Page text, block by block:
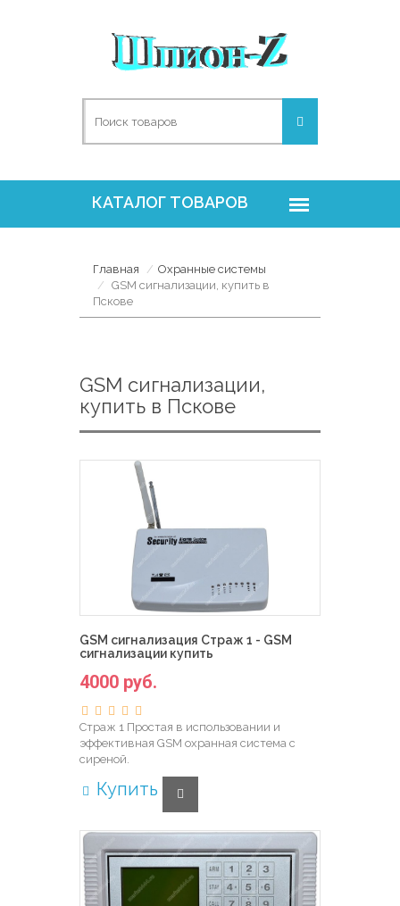
Главная
Охранные системы
GSM сигнализации, купить в
Пскове
GSM сигнализации,
купить в Пскове
GSM сигнализация Страж 1 - GSM
сигнализации купить
4000 руб.
Страж 1 Простая в использовании и
эффективная GSM охранная система с
сиреной.
Купить